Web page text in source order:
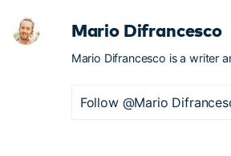
Mario Difrancesco
Mario Difrancesco is a writer
Follow @Mario